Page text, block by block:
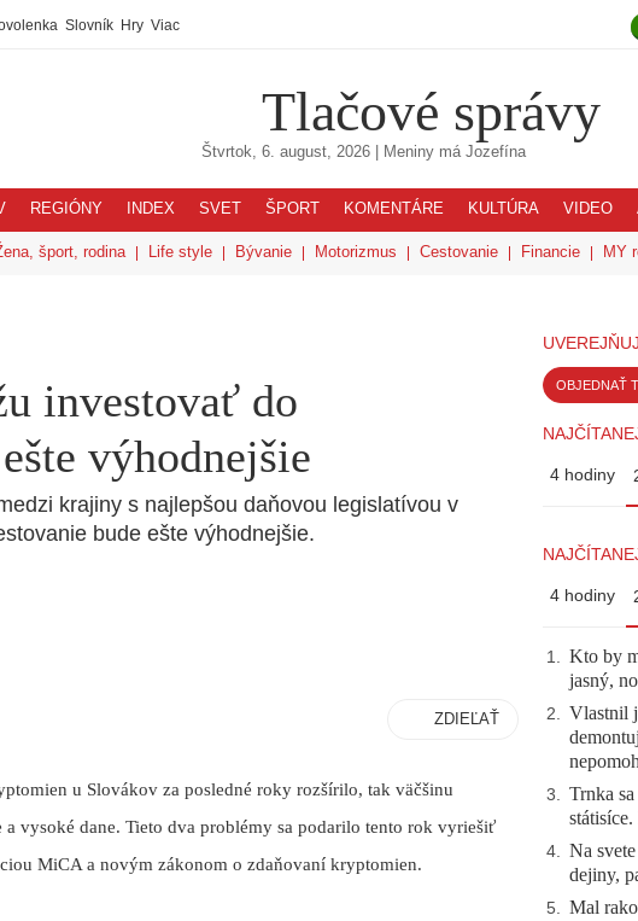
Slovník Hry Viac
Tlačové správy
Štvrtok, 6. august, 2026| Meniny má Jozefína
REGIÓNY INDEX SVET ŠPORT KOMENTÁRE KULTÚRA VIDEO
šport, rodina Life style Bývanie Motorizmus Cestovanie Financie MY
investovať do
výhodnejšie
krajiny s najlepšou daňovou legislatívou v
bude ešte výhodnejšie.
ZDIEĽAŤ
u Slovákov za posledné roky rozšírilo, tak väčšinu
a vysoké dane. Tieto dva problémy sa podarilo tento rok vyriešiť
MiCA a novým zákonom o zdaňovaní kryptomien.
OBJEDNAŤ
4 hodiny
4 hodiny
1. Kto by
jasný,
2. Vlastnil
3. Trnka
4. Na
dejiny,
5. Mal